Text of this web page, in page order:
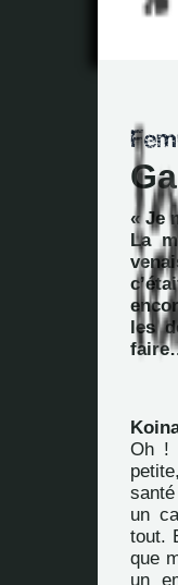
« Je
La
les
Oh !
un
tout.
que
un